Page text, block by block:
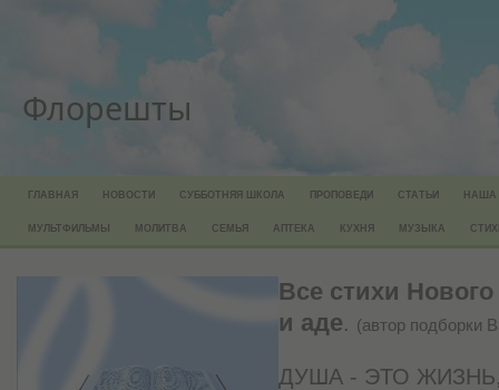
Флорешты
ГЛАВНАЯ НОВОСТИ СУББОТНЯЯ ШКОЛА ПРОПОВЕДИ СТАТЬИ НАША
МУЛЬТФИЛЬМЫ МОЛИТВА СЕМЬЯ АПТЕКА КУХНЯ МУЗЫКА
Все стихи
и аде. (автор подборки
ДУША - ЭТО